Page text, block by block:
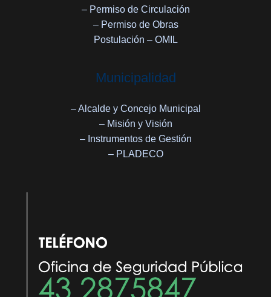
– Permiso de Circulación
– Permiso de Obras
Postulación – OMIL
Municipalidad
– Alcalde y Concejo Municipal
– Misión y Visión
– Instrumentos de Gestión
– PLADECO